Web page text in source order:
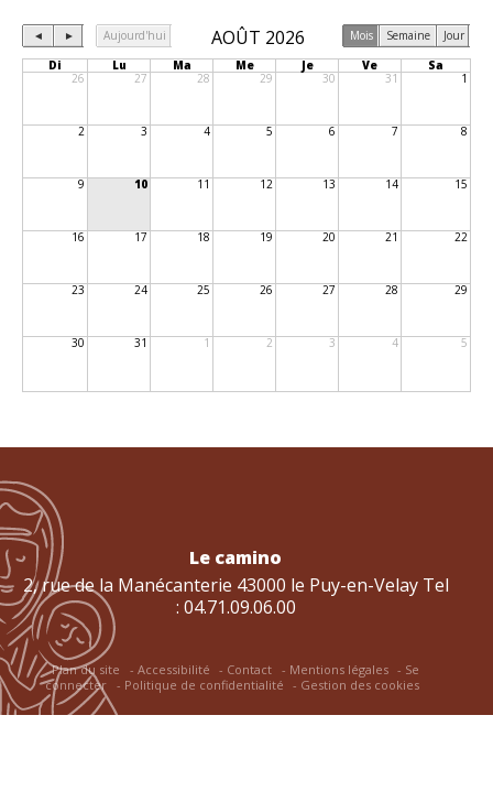
◄ ► Aujourd'hui AOÛT 2026 Mois Semaine
Jour
Di
Lu Ma Me Je Ve
Sa
26
27 28 29 30 31 1
2 3 4 5 6 7 8
9 10 11 12 13 14 15
16 17 18 19 20 21 22
23 24 25 26 27 28 29
30 31 1 2 3 4 5
Le camino
2, rue de la Manécanterie 43000 le Puy-en-Velay Tel
: 04.71.09.06.00
Plan du site Accessibilité Contact Mentions légales
Se
connecter
Politique de confidentialité Gestion des cookies